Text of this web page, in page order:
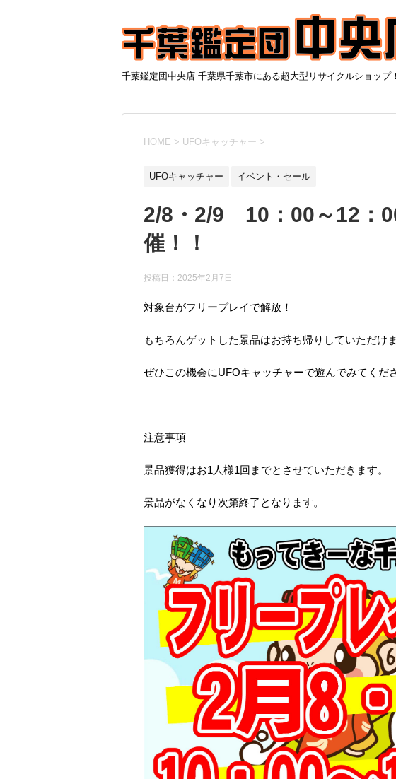
千葉鑑定団中央店 千葉県千葉市にある超大型リサイクルショッ
HOME > UFOキャッチャー >
UFOキャッチャー イベント・セール
2/8・2/9 10：00～12：
催！！
投稿日： 2025年2月7日
対象台がフリープレイで解放！
もちろんゲットした景品はお持ち帰りしていただけ
ぜひこの機会にUFOキャッチャーで遊んでみてくだ
注意事項
景品獲得はお1人様1回までとさせていただきます。
景品がなくなり次第終了となります。